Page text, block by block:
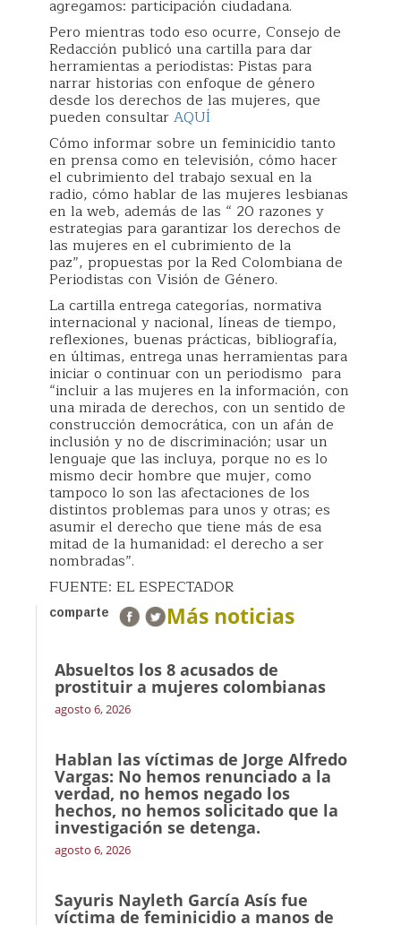
agregamos: participación ciudadana.
Pero mientras todo eso ocurre, Consejo de
Redacción publicó una cartilla para dar
herramientas a periodistas: Pistas para
narrar historias con enfoque de género
desde los derechos de las mujeres, que
pueden consultarAQUÍ
Cómo informar sobre un feminicidio tanto
en prensa como en televisión, cómo hacer
el cubrimiento del trabajo sexual en la
radio, cómo hablar de las mujeres lesbianas
en la web, además de las “ 20 razones y
estrategias para garantizar los derechos de
las mujeres en el cubrimiento de la
paz”, propuestas por la Red Colombiana de
Periodistas con Visión de Género.
La cartilla entrega categorías, normativa
internacional y nacional, líneas de tiempo,
reflexiones, buenas prácticas, bibliografía,
en últimas, entrega unas herramientas para
iniciar o continuar con un periodismo para
“incluir a las mujeres en la información, con
una mirada de derechos, con un sentido de
construcción democrática, con un afán de
inclusión y no de discriminación; usar un
lenguaje que las incluya, porque no es lo
mismo decir hombre que mujer, como
tampoco lo son las afectaciones de los
distintos problemas para unos y otras; es
asumir el derecho que tiene más de esa
mitad de la humanidad: el derecho a ser
nombradas”.
FUENTE: EL ESPECTADOR
comparte Más noticias
Absueltos los 8 acusados de
prostituir a mujeres colombianas
agosto 6, 2026
Hablan las víctimas de Jorge Alfredo
Vargas: No hemos renunciado a la
verdad, no hemos negado los
hechos, no hemos solicitado que la
investigación se detenga.
agosto 6, 2026
Sayuris Nayleth García Asís fue
víctima de feminicidio a manos de